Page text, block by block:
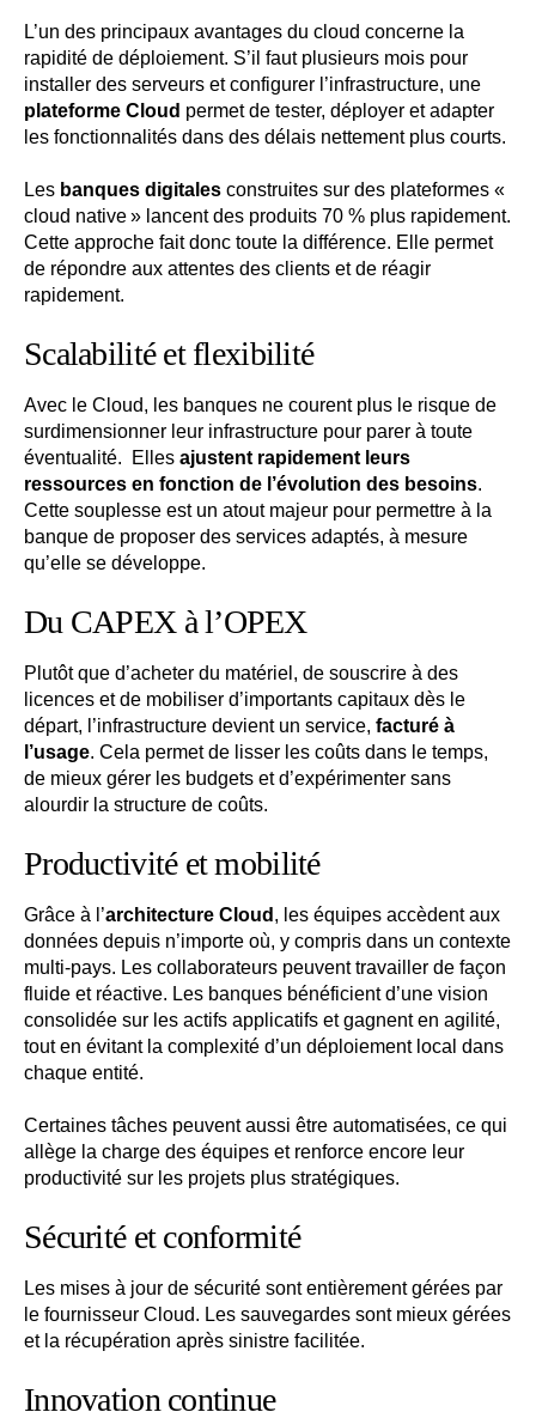
L’un des principaux avantages du cloud concerne la
rapidité de déploiement. S’il faut plusieurs mois pour
installer des serveurs et configurer l’infrastructure, une
plateforme Cloud permet de tester, déployer et adapter
les fonctionnalités dans des délais nettement plus courts.
Les banques digitales construites sur des plateformes «
cloud native » lancent des produits 70 % plus rapidement.
Cette approche fait donc toute la différence. Elle permet
de répondre aux attentes des clients et de réagir
rapidement.
Scalabilité et flexibilité
Avec le Cloud, les banques ne courent plus le risque de
surdimensionner leur infrastructure pour parer à toute
éventualité. Elles ajustent rapidement leurs
ressources en fonction de l’évolution des besoins.
Cette souplesse est un atout majeur pour permettre à la
banque de proposer des services adaptés, à mesure
qu’elle se développe.
Du CAPEX à l’OPEX
Plutôt que d’acheter du matériel, de souscrire à des
licences et de mobiliser d’importants capitaux dès le
départ, l’infrastructure devient un service, facturé à
l’usage. Cela permet de lisser les coûts dans le temps,
de mieux gérer les budgets et d’expérimenter sans
alourdir la structure de coûts.
Productivité et mobilité
Grâce à l’architecture Cloud , les équipes accèdent aux
données depuis n’importe où, y compris dans un contexte
multi-pays. Les collaborateurs peuvent travailler de façon
fluide et réactive. Les banques bénéficient d’une vision
consolidée sur les actifs applicatifs et gagnent en agilité,
tout en évitant la complexité d’un déploiement local dans
chaque entité.
Certaines tâches peuvent aussi être automatisées, ce qui
allège la charge des équipes et renforce encore leur
productivité sur les projets plus stratégiques.
Sécurité et conformité
Les mises à jour de sécurité sont entièrement gérées par
le fournisseur Cloud. Les sauvegardes sont mieux gérées
et la récupération après sinistre facilitée.
Innovation continue